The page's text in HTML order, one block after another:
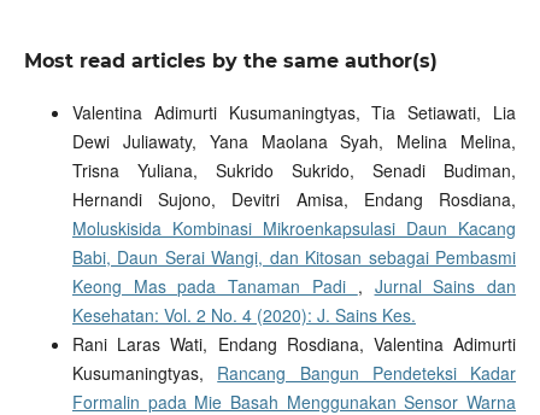
Most read articles by the same author(s)
Valentina Adimurti Kusumaningtyas, Tia Setiawati, Lia
Dewi Juliawaty, Yana Maolana Syah, Melina Melina,
Trisna Yuliana, Sukrido Sukrido, Senadi Budiman,
Hernandi Sujono, Devitri Amisa, Endang Rosdiana,
Moluskisida Kombinasi Mikroenkapsulasi Daun Kacang
Babi, Daun Serai Wangi, dan Kitosan sebagai Pembasmi
Keong Mas pada Tanaman Padi , Jurnal Sains dan
Kesehatan: Vol. 2 No. 4 (2020): J. Sains Kes.
Rani Laras Wati, Endang Rosdiana, Valentina Adimurti
Kusumaningtyas, Rancang Bangun Pendeteksi Kadar
Formalin pada Mie Basah Menggunakan Sensor Warna